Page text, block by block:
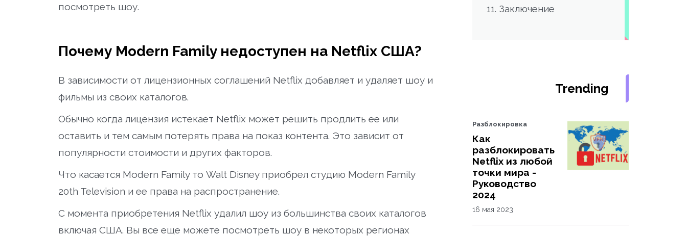
посмотреть шоу.
Почему Modern Family недоступен на Netflix США?
В зависимости от лицензионных соглашений Netflix добавляет и удаляет шоу и
фильмы из своих каталогов.
Обычно когда лицензия истекает Netflix может решить продлить ее или
оставить и тем самым потерять права на показ контента. Это зависит от
популярности стоимости и других факторов.
Что касается Modern Family то Walt Disney приобрел студию Modern Family
20th Television и ее права на распространение.
С момента приобретения Netflix удалил шоу из большинства своих каталогов
включая США. Вы все еще можете посмотреть шоу в некоторых регионах
Заключение
Trending
Разблокировка
Как
разблокировать
Netflix из любой
точки мира -
Руководство
2024
16 мая 2023